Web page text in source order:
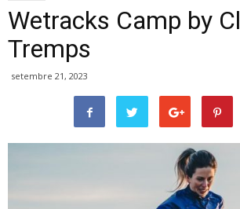
Wetracks Camp by
Tremps
setembre 21, 2023